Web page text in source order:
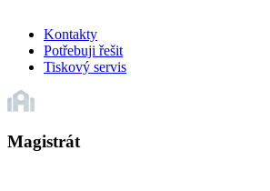
Kontakty
Potřebuji řešit
Tiskový servis
Magistrát